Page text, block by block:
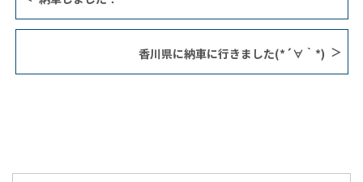
香川県に納車に行きました(*´∀｀*)